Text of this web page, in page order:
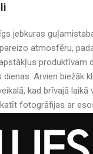
jebkuras
atmosfēru,
produktīvam
Arvien biežāk
kad brīvajā
fotogrāfijas ar
gan kokvilnas, gan